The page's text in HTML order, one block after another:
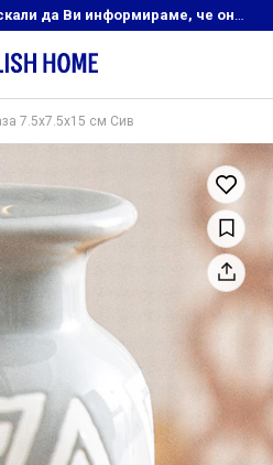
Скъпи клиенти, Бихме искали да Ви информираме, че онлайн магазинът на English Home преустановява своята дейност. Прекрасният ни и усмихнат екип ,Ви очаква в нашите физически магазини, където ще откриете любимите си продукти! Благодарим Ви, че сте част от семейството на Еnglish Home!
7.5x7.5x15 см Сив